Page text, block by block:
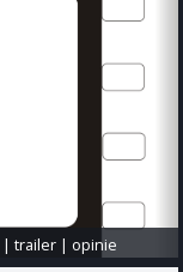
|trailer |opinie